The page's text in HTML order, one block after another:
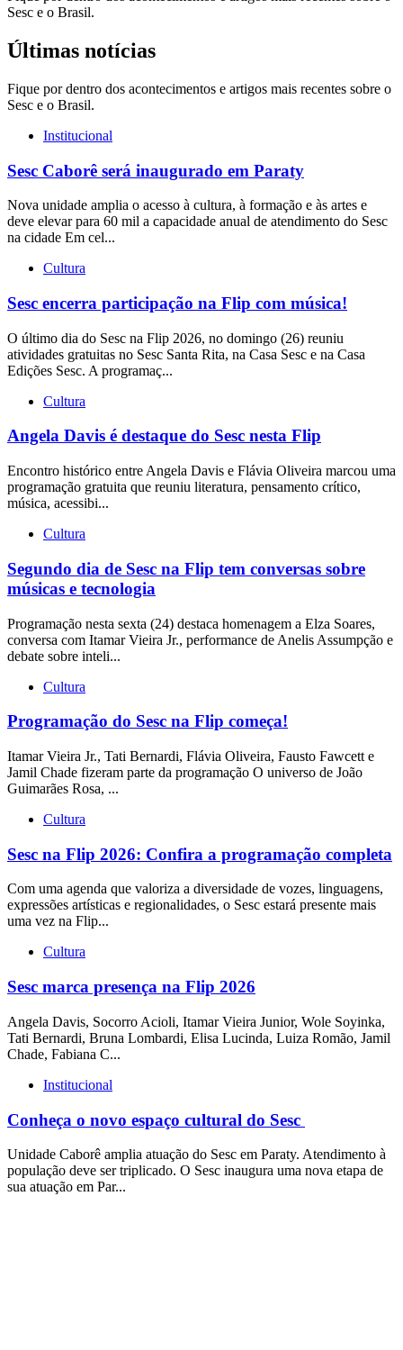
Sesc e o Brasil.
Últimas notícias
Fique por dentro dos acontecimentos e artigos mais recentes sobre o
Sesc e o Brasil.
Institucional
Sesc Caborê será inaugurado em Paraty
Nova unidade amplia o acesso à cultura, à formação e às artes e
deve elevar para 60 mil a capacidade anual de atendimento do Sesc
na cidade Em cel...
Cultura
Sesc encerra participação na Flip com música!
O último dia do Sesc na Flip 2026, no domingo (26) reuniu
atividades gratuitas no Sesc Santa Rita, na Casa Sesc e na Casa
Edições Sesc. A programaç...
Cultura
Angela Davis é destaque do Sesc nesta Flip
Encontro histórico entre Angela Davis e Flávia Oliveira marcou uma
programação gratuita que reuniu literatura, pensamento crítico,
música, acessibi...
Cultura
Segundo dia de Sesc na Flip tem conversas sobre
músicas e tecnologia
Programação nesta sexta (24) destaca homenagem a Elza Soares,
conversa com Itamar Vieira Jr., performance de Anelis Assumpção e
debate sobre inteli...
Cultura
Programação do Sesc na Flip começa!
Itamar Vieira Jr., Tati Bernardi, Flávia Oliveira, Fausto Fawcett e
Jamil Chade fizeram parte da programação O universo de João
Guimarães Rosa, ...
Cultura
Sesc na Flip 2026: Confira a programação completa
Com uma agenda que valoriza a diversidade de vozes, linguagens,
expressões artísticas e regionalidades, o Sesc estará presente mais
uma vez na Flip...
Cultura
Sesc marca presença na Flip 2026
Angela Davis, Socorro Acioli, Itamar Vieira Junior, Wole Soyinka,
Tati Bernardi, Bruna Lombardi, Elisa Lucinda, Luiza Romão, Jamil
Chade, Fabiana C...
Institucional
Conheça o novo espaço cultural do Sesc
Unidade Caborê amplia atuação do Sesc em Paraty. Atendimento à
população deve ser triplicado. O Sesc inaugura uma nova etapa de
sua atuação em Par...